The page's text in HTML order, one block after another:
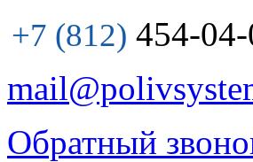
+7 (812) 454-
Обратный